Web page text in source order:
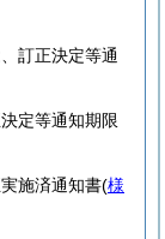
訂正決定等通
定等通知期限
施済通知書(様